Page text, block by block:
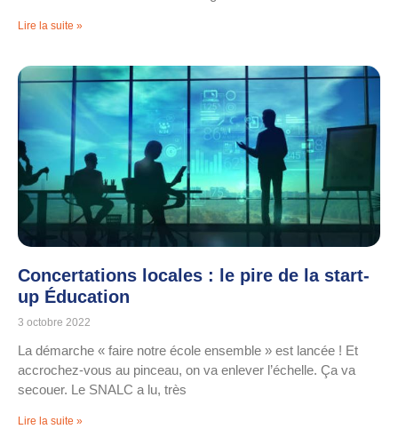
Lire la suite »
Concertations locales : le pire de la start-
up Éducation
3 octobre 2022
La démarche « faire notre école ensemble » est lancée ! Et
accrochez-vous au pinceau, on va enlever l’échelle. Ça va
secouer. Le SNALC a lu, très
Lire la suite »